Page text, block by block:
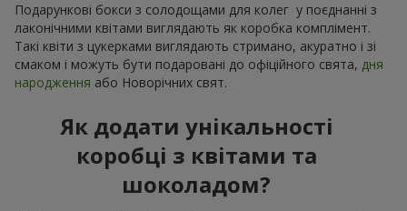
Подарункові бокси з солодощами для колег у поєднанні з
лаконічними квітами виглядають як коробка комплімент.
Такі квіти з цукерками виглядають стримано, акуратно і зі
смаком і можуть бути подаровані до офіційного свята, дня
народження або Новорічних свят.
Як додати унікальності
коробці з квітами та
шоколадом?